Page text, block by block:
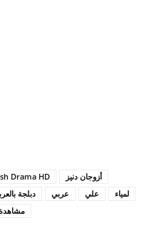
Drama HD
أزوجان دنيز
دبلجة عربي علي
لمياء